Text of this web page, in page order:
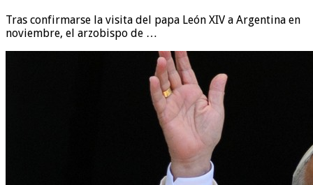
Tras confirmarse la visita del papa León XIV a Argentina en
noviembre, el arzobispo de …